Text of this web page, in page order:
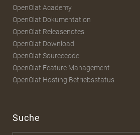
OpenOlat Academy
OpenOlat Dokumentation
OpenOlat Releasenotes
OpenOlat Download
OpenOlat Sourcecode
OpenOlat Feature Management
OpenOlat Hosting Betriebsstatus
Suche